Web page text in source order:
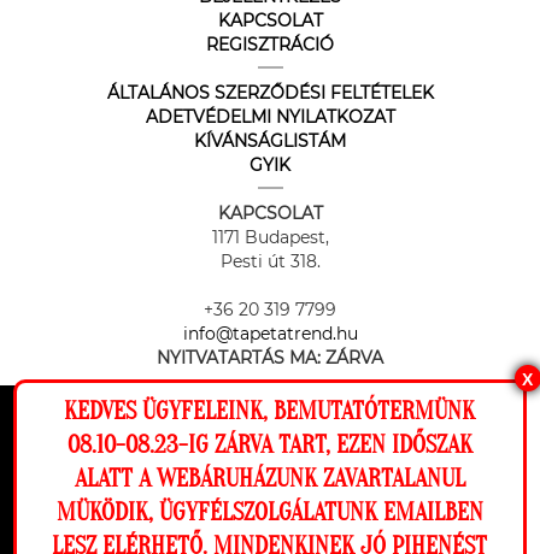
Ez a weboldal cookie-kat használ, hogy a
lehető legjobb élményt nyújtsa honlapunkon.
Beállítások
KAPCSOLAT
REGISZTRÁCIÓ
ÁLTALÁNOS SZERZŐDÉSI FELTÉTELEK
ADETVÉDELMI NYILATKOZAT
KÍVÁNSÁGLISTÁM
GYIK
KAPCSOLAT
1171 Budapest,
Pesti út 318.
+36 20 319 7799
info@tapetatrend.hu
NYITVATARTÁS MA: ZÁRVA
Az online fizetést a Barion Payment Zrt. biztosítja, MNB engedély
száma: H-EN-I-1064/2013
X
KEDVES ÜGYFELEINK, BEMUTATÓTERMÜNK
08.10-08.23-IG ZÁRVA TART, EZEN IDŐSZAK
ALATT A WEBÁRUHÁZUNK ZAVARTALANUL
MÜKÖDIK, ÜGYFÉLSZOLGÁLATUNK EMAILBEN
LESZ ELÉRHETŐ. MINDENKINEK JÓ PIHENÉST